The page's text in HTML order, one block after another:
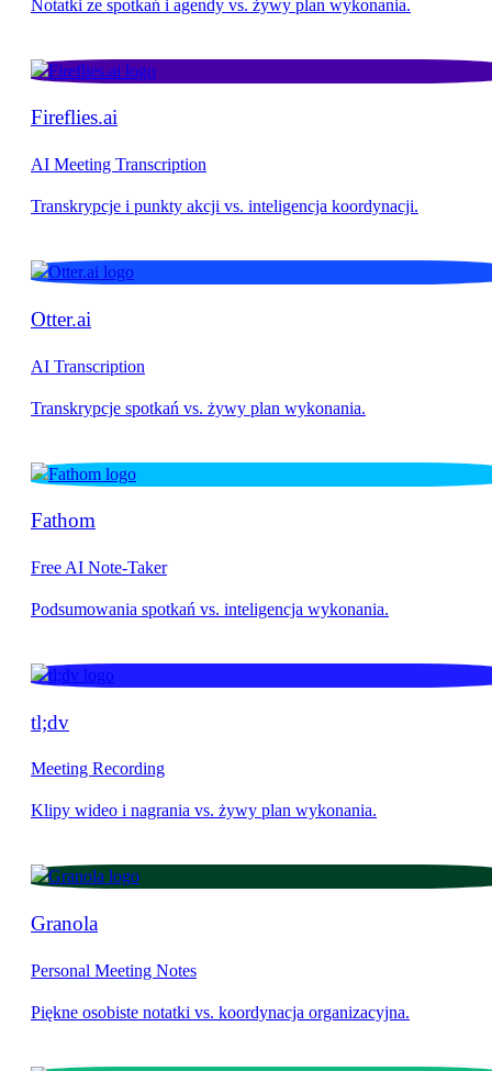
Fireflies.ai
AI Meeting Transcription
Otter.ai
AI Transcription
Fathom
Free AI Note-Taker
tl;dv
Meeting Recording
Granola
Personal Meeting Notes